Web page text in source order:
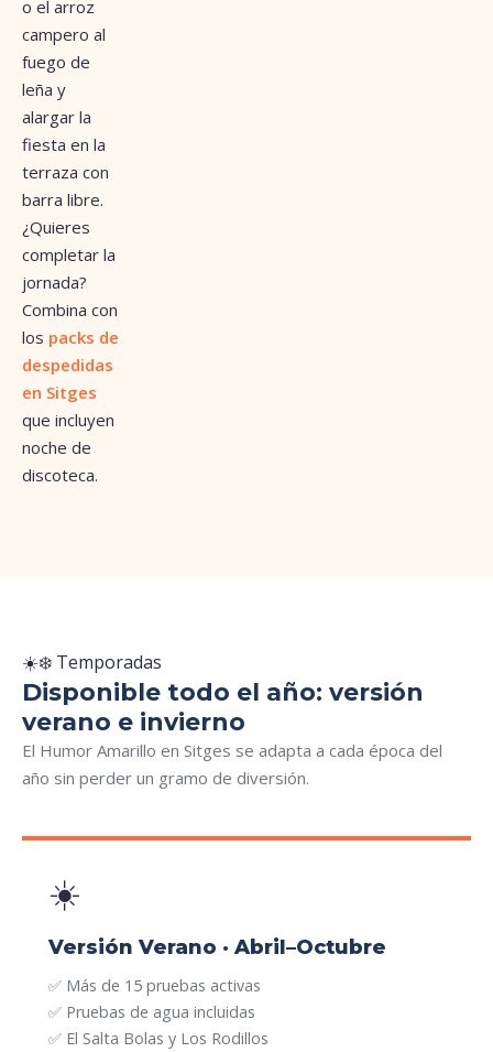
o el arroz
campero al
fuego de
leña y
alargar la
fiesta en la
terraza con
barra libre.
¿Quieres
completar la
jornada?
Combina con
los packs de
despedidas
en Sitges
que incluyen
noche de
discoteca.
☀️❄️ Temporadas
Disponible todo el año: versión
verano e invierno
El Humor Amarillo en Sitges se adapta a cada época del
año sin perder un gramo de diversión.
☀️
Versión Verano · Abril–Octubre
✅ Más de 15 pruebas activas
✅ Pruebas de agua incluidas
✅ El Salta Bolas y Los Rodillos